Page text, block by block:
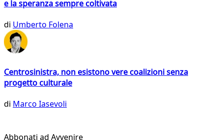
e la speranza sempre coltivata
di Umberto Folena
Centrosinistra, non esistono vere coalizioni senza
progetto culturale
di Marco Iasevoli
Abbonati ad Avvenire